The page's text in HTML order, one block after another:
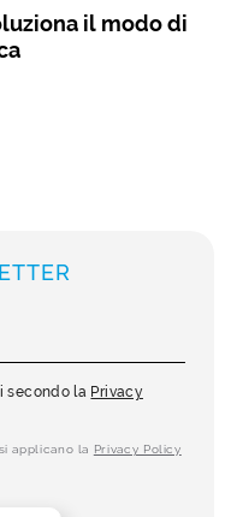
il modo di
secondo la Privacy
applicano la Privacy Policy